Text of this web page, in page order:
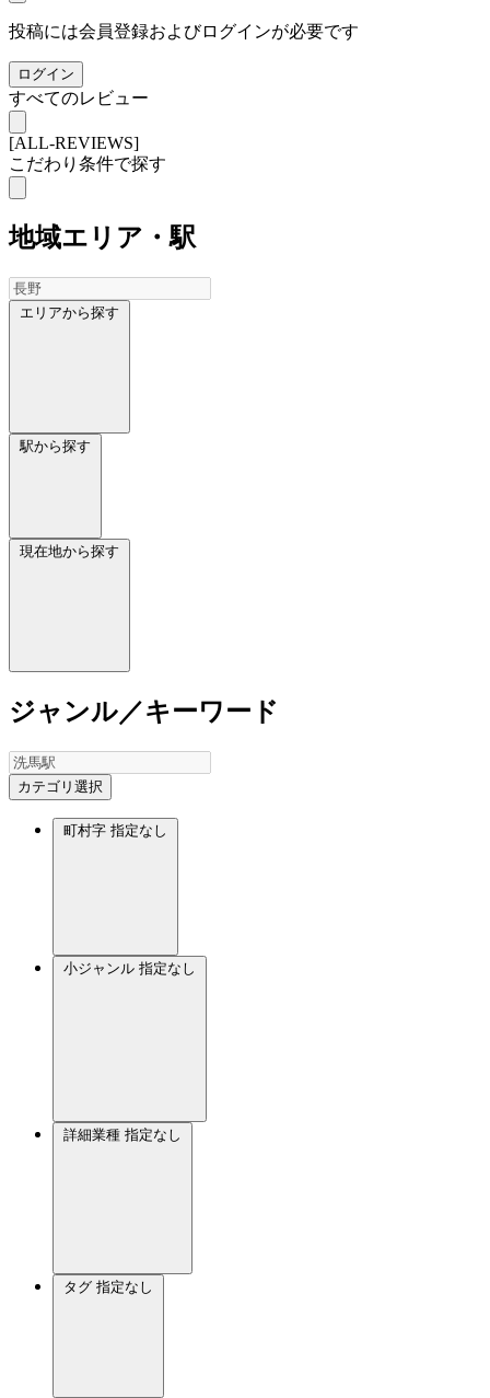
投稿には会員登録およびログインが必要です
ログイン
すべてのレビュー
[ALL-REVIEWS]
こだわり条件で探す
地域エリア・駅
エリアから探す
駅から探す
現在地から探す
ジャンル／キーワード
カテゴリ選択
町村字 指定なし
小ジャンル 指定なし
詳細業種 指定なし
タグ 指定なし